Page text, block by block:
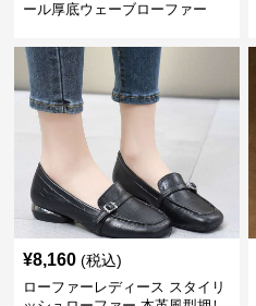
ール厚底ウェーブローファー
¥8,160 (税込)
ローファーレディース スタイリ